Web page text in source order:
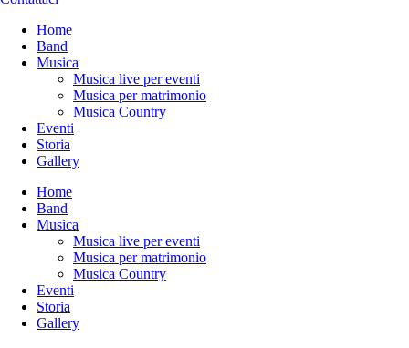
Home
Band
Musica
Musica live per eventi
Musica per matrimonio
Musica Country
Eventi
Storia
Gallery
Home
Band
Musica
Musica live per eventi
Musica per matrimonio
Musica Country
Eventi
Storia
Gallery